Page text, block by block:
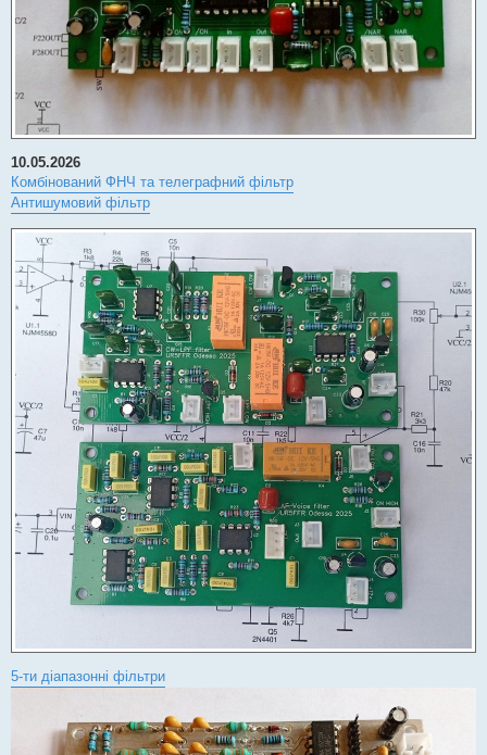
10.05.2026
Комбінований ФНЧ та телеграфний фільтр
Антишумовий фільтр
5-ти діапазонні фільтри